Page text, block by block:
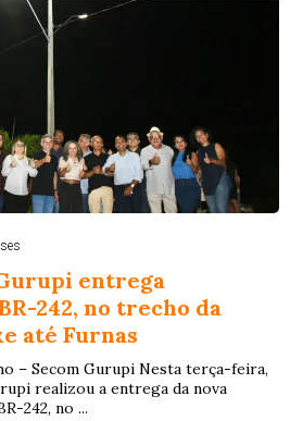
entrega
242, no trecho da
até Furnas
– Secom Gurupi Nesta terça-feira,
realizou a entrega da nova
242, no ...